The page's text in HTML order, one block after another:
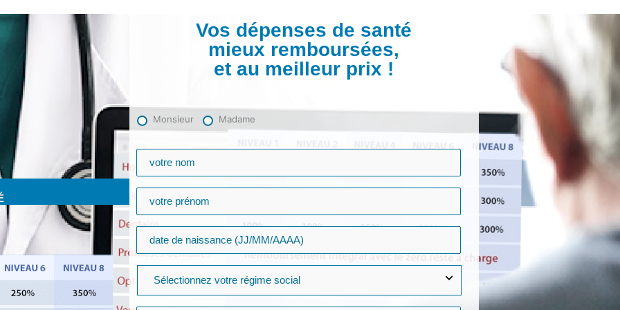
Vos dépenses de santé
mieux remboursées,
et au meilleur prix !
Monsieur Madame